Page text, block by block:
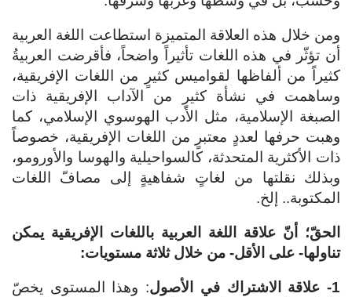
ومن خلال هذه العلاقة المتميزة استطاعت اللغة العربية
أن تؤثّر في هذه اللغات تأثيراً واضحاً، فأقرضت العربيةُ
كثيراً من ألفاظها لقواميس كثيرٍ من اللغات الإفريقية،
وساهمت في نشأة كثيرٍ من الآداب الإفريقية ذات
الصبغة الإسلامية، مثل الأدب الهوسوي الإسلامي، كما
وهبت حرفها لعددٍ معتبرٍ من اللغات الإفريقية، خصوصاً
ذات الأكثرية المتحدثة، كالسواحيلية والهوسا والأورومو،
وبذلك نقلتها من لغاتٍ شفاهيةٍ إلى مصافّ اللغات
المكتوبة.. إلخ.
الحقّ؛ أنّ علاقة اللغة العربية باللغات الإفريقية يمكن
تناولها- على الأقل- من خلال ثلاثة مستويات:
1- علاقة الاشتراك في الأصول: وهذا المستوى يخصّ